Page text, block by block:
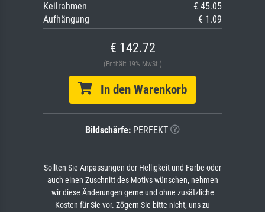
Keilrahmen
€ 45.05
Aufhängung
€ 1.09
€ 142.72
(Enthält 19% MwSt.)
In den Warenkorb
Bildschärfe: PERFEKT
Sollten Sie Anpassungen der Helligkeit und Farbe oder
auch einen Zuschnitt des Motivs wünschen, nehmen
wir diese Änderungen gerne und ohne zusätzliche
Kosten für Sie vor. Zögern Sie bitte nicht, uns zu